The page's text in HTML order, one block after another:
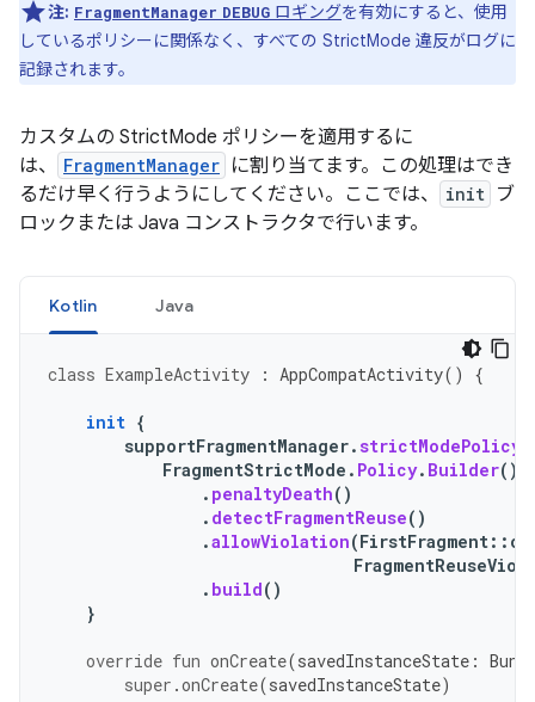
注: FragmentManager DEBUG ロギングを有効にすると、使用
しているポリシーに関係なく、すべての StrictMode 違反がログに
記録されます。
カスタムの StrictMode ポリシーを適用するに
は、
FragmentManager に割り当てます。この処理はでき
るだけ早く行うようにしてください。ここでは、
init ブ
ロックまたは Java コンストラクタで行います。
Kotlin Java
class ExampleActivity : AppCompatActivity() {
init {
supportFragmentManager.strictModePolicy
FragmentStrictMode . Policy. Builder()
. penaltyDeath()
. detectFragmentReuse()
.allowViolation(FirstFragment::
. build()
}
override fun onCreate(savedInstanceState :
super .onCreate(savedInstanceState)